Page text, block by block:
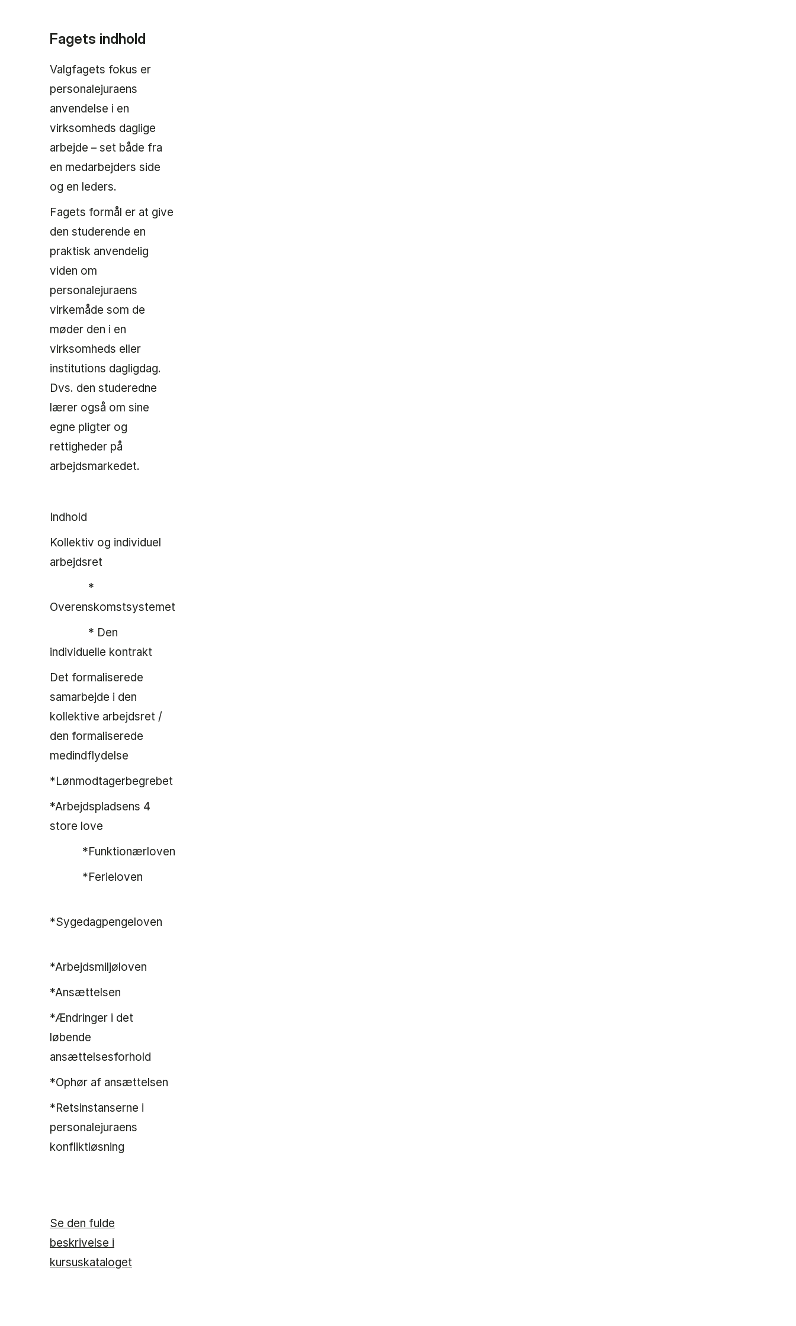
Fagets indhold
Valgfagets fokus er
personalejuraens
anvendelse i en
virksomheds daglige
arbejde – set både fra
en medarbejders side
og en leders.
Fagets formål er at give
den studerende en
praktisk anvendelig
viden om
personalejuraens
virkemåde som de
møder den i en
virksomheds eller
institutions dagligdag.
Dvs. den studeredne
lærer også om sine
egne pligter og
rettigheder på
arbejdsmarkedet.
Indhold
Kollektiv og individuel
arbejdsret
*
Overenskomstsystemet
* Den
individuelle kontrakt
Det formaliserede
samarbejde i den
kollektive arbejdsret /
den formaliserede
medindflydelse
*Lønmodtagerbegrebet
*Arbejdspladsens 4
store love
*Funktionærloven
*Ferieloven
*Sygedagpengeloven
*Arbejdsmiljøloven
*Ansættelsen
*Ændringer i det
løbende
ansættelsesforhold
*Ophør af ansættelsen
*Retsinstanserne i
personalejuraens
konfliktløsning
Se den fulde
beskrivelse i
kursuskataloget